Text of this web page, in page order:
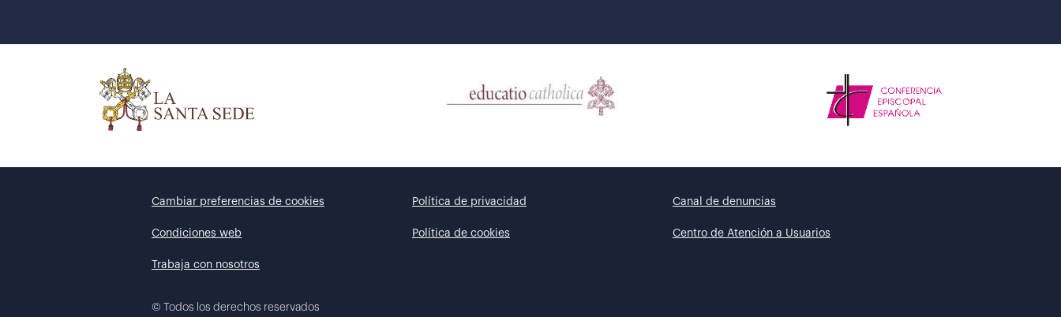
Cambiar preferencias de cookies Política de privacidad Canal de denuncias
Condiciones web Política de cookies Centro de Atención a Usuarios
Trabaja con nosotros
© Todos los derechos reservados